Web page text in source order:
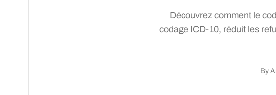
Découvrez comment le
codage ICD-10, réduit les
By